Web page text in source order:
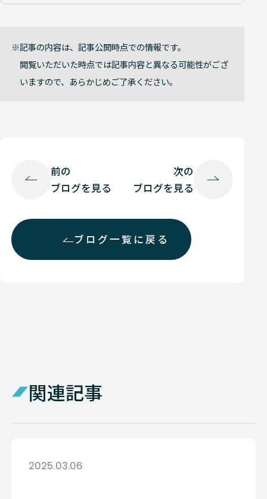
記事の内容は、記事公開時点での情報です。
閲覧いただいた時点では記事内容と異なる可能性がござ
いますので、あらかじめご了承ください。
前の
ブログを見る
ブログ一覧に戻る
次の
ブログを見る
関連記事
2025.03.06